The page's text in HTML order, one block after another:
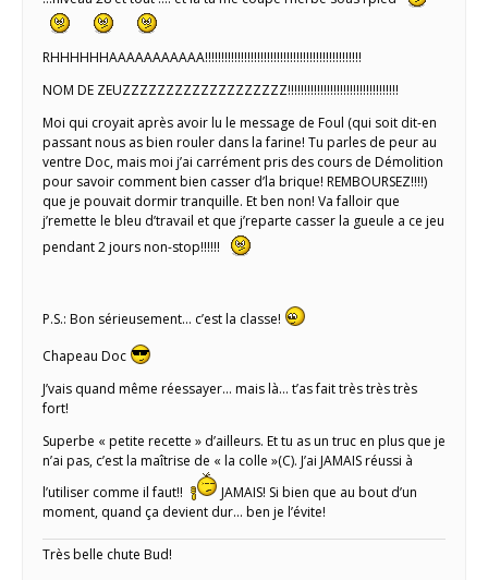
RHHHHHHAAAAAAAAAAA!!!!!!!!!!!!!!!!!!!!!!!!!!!!!!!!!!!!!!!!!!!!!!!!
NOM DE ZEUZZZZZZZZZZZZZZZZZZZ!!!!!!!!!!!!!!!!!!!!!!!!!!!!!!!!!!
Moi qui croyait après avoir lu le message de Foul (qui soit dit-en
passant nous as bien rouler dans la farine! Tu parles de peur au
ventre Doc, mais moi j’ai carrément pris des cours de Démolition
pour savoir comment bien casser d’la brique! REMBOURSEZ!!!!)
que je pouvait dormir tranquille. Et ben non! Va falloir que
j’remette le bleu d’travail et que j’reparte casser la gueule a ce jeu
pendant 2 jours non-stop!!!!!!
P.S.: Bon sérieusement… c’est la classe!
Chapeau Doc
J’vais quand même réessayer… mais là… t’as fait très très très
fort!
Superbe « petite recette » d’ailleurs. Et tu as un truc en plus que je
n’ai pas, c’est la maîtrise de « la colle »(C). J’ai JAMAIS réussi à
l’utiliser comme il faut!!
JAMAIS! Si bien que au bout d’un
moment, quand ça devient dur… ben je l’évite!
Très belle chute Bud!